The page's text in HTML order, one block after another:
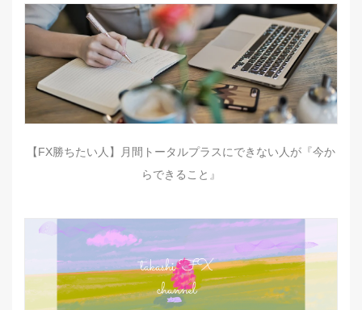
【FX勝ちたい人】月間トータルプラスにできない人が『今か
らできること』